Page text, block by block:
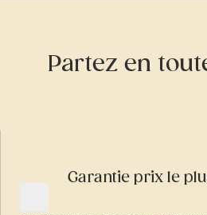
Partez en
Garantie prix le